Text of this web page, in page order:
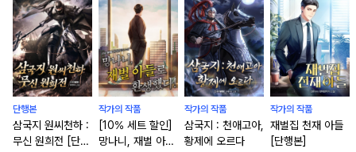
단행본
삼국지 원씨천하 :
무신 원희전 [단행
작가의 작품
[10% 세트 할인]
망나니, 재벌 아들
작가의 작품
삼국지 : 천애고아,
황제에 오르다
작가의 작품
재벌집 천재 아들
[단행본]